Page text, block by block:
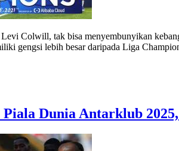
Colwill, tak bisa menyembunyikan
gengsi lebih besar daripada Liga
Piala Dunia Antarklub